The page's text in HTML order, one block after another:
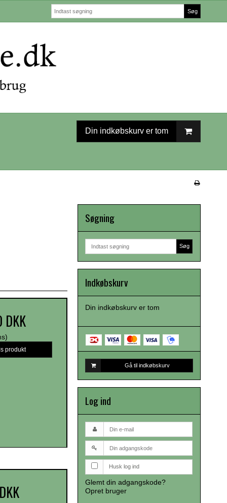
Søg
Din indkøbskurv er tom
produkt
Søgning
Søg
Indkøbskurv
Din indkøbskurv er tom
Gå til indkøbskurv
Log ind
Husk log ind
Glemt din adgangskode?
Opret bruger